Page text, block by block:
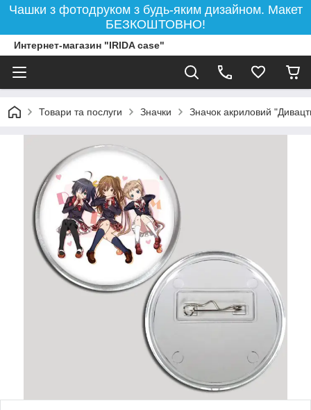
Чашки з фотодруком з будь-яким дизайном. Макет
БЕЗКОШТОВНО!
Интернет-магазин "IRIDA case"
Товари та послуги Значки Значок акриловий